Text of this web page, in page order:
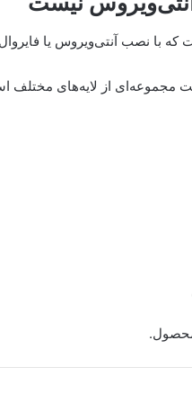
که با نصب آنتی‌ویروس یا
مجموعه‌ای از لایه‌های مختلف